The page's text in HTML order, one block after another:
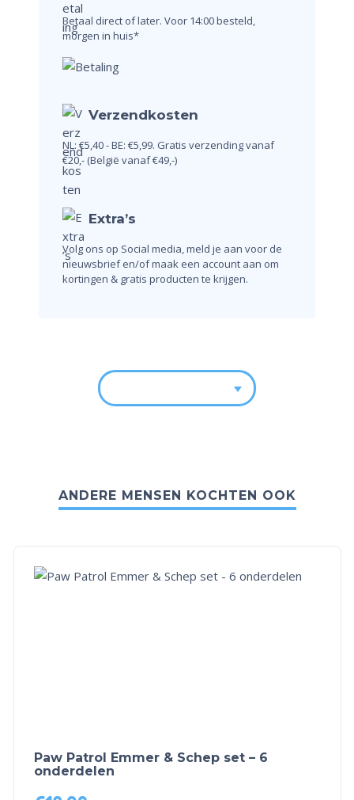
Betaal direct of later. Voor 14:00 besteld,
morgen in huis*
Verzendkosten
NL: €5,40 - BE: €5,99. Gratis verzending vanaf
€20,- (België vanaf €49,-)
Extra’s
Volg ons op Social media, meld je aan voor de
nieuwsbrief en/of maak een account aan om
kortingen & gratis producten te krijgen.
ANDERE MENSEN KOCHTEN OOK
Paw Patrol Emmer & Schep set – 6
onderdelen